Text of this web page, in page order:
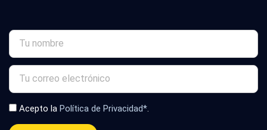
Acepto la Política de Privacidad*